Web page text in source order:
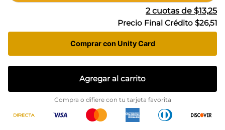
2cuotas de $13,25
Precio Final Crédito $26,51
Comprar con Unity Card
Agregar al carrito
Compra o difiere con tu tarjeta favorita